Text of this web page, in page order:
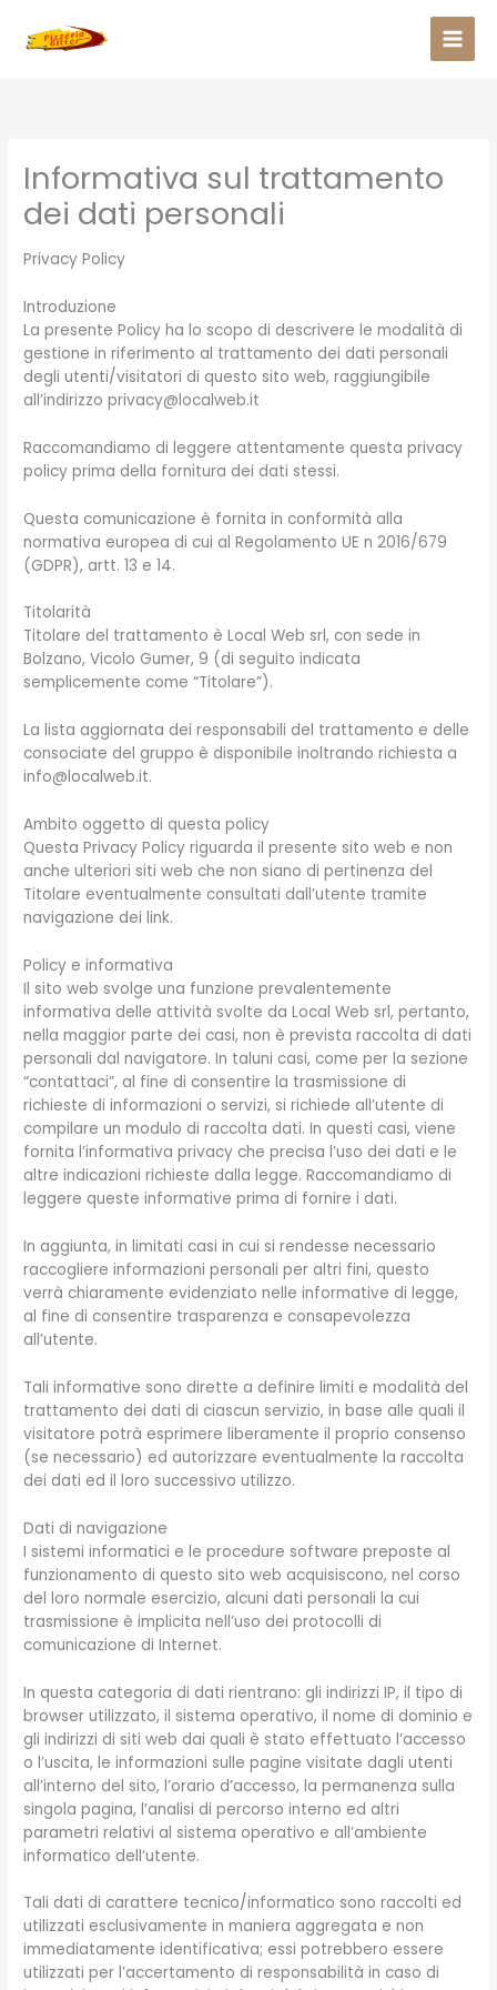
contenuto
Informativa sul trattamento
dei dati personali
Privacy Policy
Introduzione
La presente Policy ha lo scopo di descrivere le modalità di
gestione in riferimento al trattamento dei dati personali
degli utenti/visitatori di questo sito web, raggiungibile
all’indirizzo privacy@localweb.it
Raccomandiamo di leggere attentamente questa privacy
policy prima della fornitura dei dati stessi.
Questa comunicazione è fornita in conformità alla
normativa europea di cui al Regolamento UE n 2016/679
(GDPR), artt. 13 e 14.
Titolarità
Titolare del trattamento è Local Web srl, con sede in
Bolzano, Vicolo Gumer, 9 (di seguito indicata
semplicemente come “Titolare”).
La lista aggiornata dei responsabili del trattamento e delle
consociate del gruppo è disponibile inoltrando richiesta a
info@localweb.it.
Ambito oggetto di questa policy
Questa Privacy Policy riguarda il presente sito web e non
anche ulteriori siti web che non siano di pertinenza del
Titolare eventualmente consultati dall’utente tramite
navigazione dei link.
Policy e informativa
Il sito web svolge una funzione prevalentemente
informativa delle attività svolte da Local Web srl, pertanto,
nella maggior parte dei casi, non è prevista raccolta di dati
personali dal navigatore. In taluni casi, come per la sezione
“contattaci”, al fine di consentire la trasmissione di
richieste di informazioni o servizi, si richiede all’utente di
compilare un modulo di raccolta dati. In questi casi, viene
fornita l’informativa privacy che precisa l’uso dei dati e le
altre indicazioni richieste dalla legge. Raccomandiamo di
leggere queste informative prima di fornire i dati.
In aggiunta, in limitati casi in cui si rendesse necessario
raccogliere informazioni personali per altri fini, questo
verrà chiaramente evidenziato nelle informative di legge,
al fine di consentire trasparenza e consapevolezza
all’utente.
Tali informative sono dirette a definire limiti e modalità del
trattamento dei dati di ciascun servizio, in base alle quali il
visitatore potrà esprimere liberamente il proprio consenso
(se necessario) ed autorizzare eventualmente la raccolta
dei dati ed il loro successivo utilizzo.
Dati di navigazione
I sistemi informatici e le procedure software preposte al
funzionamento di questo sito web acquisiscono, nel corso
del loro normale esercizio, alcuni dati personali la cui
trasmissione è implicita nell’uso dei protocolli di
comunicazione di Internet.
In questa categoria di dati rientrano: gli indirizzi IP, il tipo di
browser utilizzato, il sistema operativo, il nome di dominio e
gli indirizzi di siti web dai quali è stato effettuato l’accesso
o l’uscita, le informazioni sulle pagine visitate dagli utenti
all’interno del sito, l’orario d’accesso, la permanenza sulla
singola pagina, l’analisi di percorso interno ed altri
parametri relativi al sistema operativo e all’ambiente
informatico dell’utente.
Tali dati di carattere tecnico/informatico sono raccolti ed
utilizzati esclusivamente in maniera aggregata e non
immediatamente identificativa; essi potrebbero essere
utilizzati per l’accertamento di responsabilità in caso di